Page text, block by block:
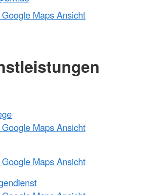
Maps Ansicht
Maps Ansicht
Maps Ansicht